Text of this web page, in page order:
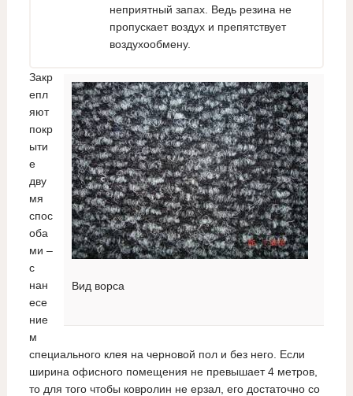
неприятный запах. Ведь резина не
пропускает воздух и препятствует
воздухообмену.
Вид ворса
Закр
епл
яют
покр
ыти
е
дву
мя
спос
оба
ми –
с
нан
есе
ние
м
специального клея на черновой пол и без него. Если
ширина офисного помещения не превышает 4 метров,
то для того чтобы ковролин не ерзал, его достаточно со